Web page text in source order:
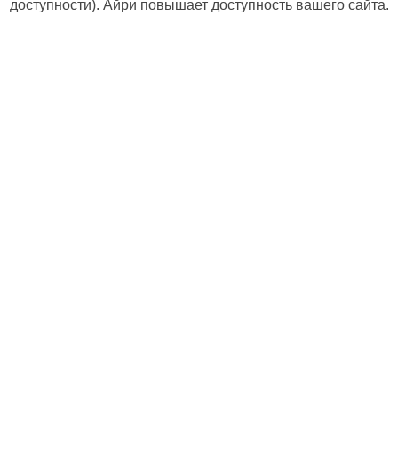
доступности). Айри повышает доступность вашего сайта.